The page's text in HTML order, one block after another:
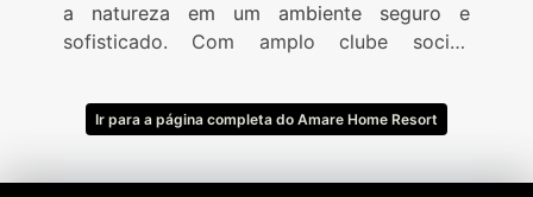
a natureza em um ambiente seguro e
sofisticado. Com amplo clube social,
na Beira-Mar.
- Clube social
- Piscina térmica com raia de 25 metros
Ir para a página completa do Amare Home Resort